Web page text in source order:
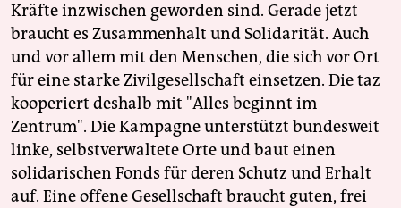
Kräfte inzwischen geworden sind. Gerade jetzt
braucht es Zusammenhalt und Solidarität. Auch
und vor allem mit den Menschen, die sich vor Ort
für eine starke Zivilgesellschaft einsetzen. Die taz
kooperiert deshalb mit "Alles beginnt im
Zentrum". Die Kampagne unterstützt bundesweit
linke, selbstverwaltete Orte und baut einen
solidarischen Fonds für deren Schutz und Erhalt
auf. Eine offene Gesellschaft braucht guten, frei